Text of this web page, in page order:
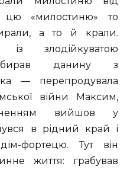
цю «милостиню» то
а то й крали.
злодійкуватою
данину з
— перепродувала
війни Максим,
вийшов у
в рідний край і
фортецю. Тут він
життя: грабував